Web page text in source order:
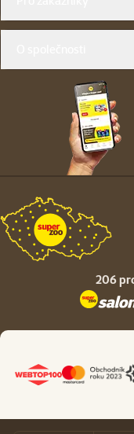
206